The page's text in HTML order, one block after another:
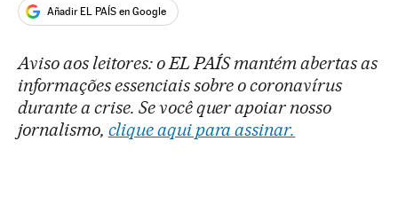
Añadir EL PAÍS en Google
Aviso aos leitores: o EL PAÍS mantém abertas as
informações essenciais sobre o coronavírus
durante a crise. Se você quer apoiar nosso
jornalismo, clique aqui para assinar.